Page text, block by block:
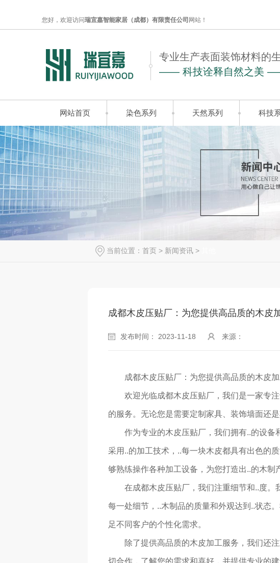
您好，欢迎访问瑞宜嘉智能家居（成都）有限责任公司 网站！
专业生产表面装饰材料的
—— 科技诠释自然之美
网站首页 染色系列 天然系列 科技
当前位置： 首页 > 新闻资讯 >
成都木皮压贴厂：为您提供高品质的木皮
发布时间： 2023-11-18 来源：
成都木皮压贴厂：为您提供高品质的木皮
欢迎光临成都木皮压贴厂，我们是一家专
的服务。无论您是需要定制家具、装饰墙面还
作为专业的木皮压贴厂，我们拥有..的设
采用..的加工技术，..每一块木皮都具有出色的
够熟练操作各种加工设备，为您打造出..的木制
在成都木皮压贴厂，我们注重细节和..度
每一处细节，..木制品的质量和外观达到..状态
足不同客户的个性化需求。
除了提供高品质的木皮加工服务，我们还